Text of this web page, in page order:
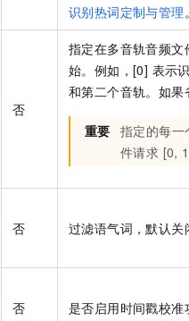
识别热词定制与管理 。
否
指定在多音轨音频
始。例如，[0] 表示
和第二个音轨。如果
重要 指定的每一
件请求 [0,
否 过滤语气词，默认关
否 是否启用时间戳校准